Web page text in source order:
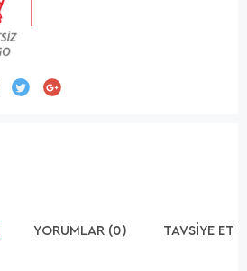
YORUMLAR (0) TAVSIYE ET